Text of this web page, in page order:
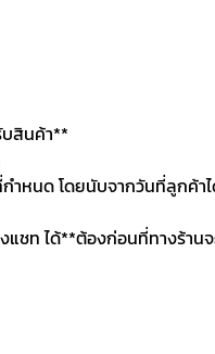
สินค้า**
ำหนด โดยนับจากวันที่ลูกค้า
ชท ได้**ต้องก่อนที่ทางร้าน